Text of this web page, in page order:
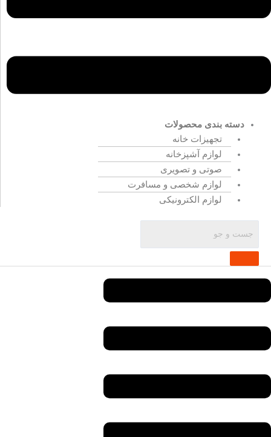
دسته بندی محصولات
تجهیزات خانه
لوازم آشپزخانه
صوتی و تصویری
لوازم شخصی و مسافرت
لوازم الکترونیکی